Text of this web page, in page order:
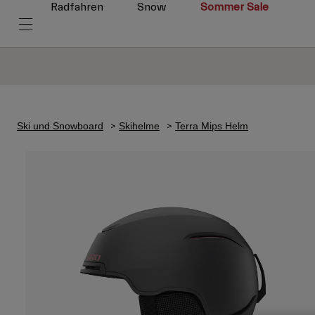
Radfahren Snow Sommer Sale
Ski und Snowboard Skihelme Terra Mips Helm